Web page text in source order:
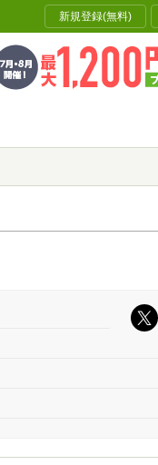
新規登録(無料)